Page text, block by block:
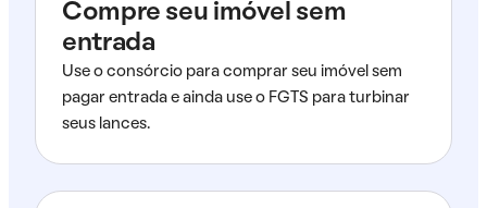
Compre seu imóvel sem
entrada
Use o consórcio para comprar seu imóvel sem
pagar entrada e ainda use o FGTS para turbinar
seus lances.